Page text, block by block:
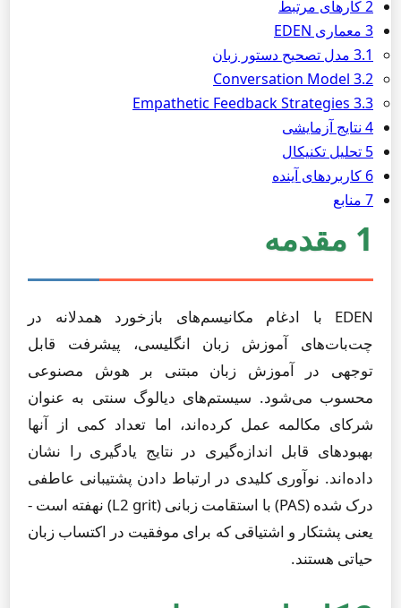
2 کارهای مرتبط
3 معماری EDEN
3.1 مدل تصحیح دستور زبان
3.2 Conversation Model
3.3 Empathetic Feedback Strategies
4 نتایج آزمایشی
5 تحلیل تکنیکال
6 کاربردهای آینده
7 منابع
1 مقدمه
EDEN با ادغام مکانیسم‌های بازخورد همدلانه در
چت‌بات‌های آموزش زبان انگلیسی، پیشرفت قابل
توجهی در آموزش زبان مبتنی بر هوش مصنوعی
محسوب می‌شود. سیستم‌های دیالوگ سنتی به عنوان
شرکای مکالمه عمل کرده‌اند، اما تعداد کمی از آنها
بهبودهای قابل اندازه‌گیری در نتایج یادگیری را نشان
داده‌اند. نوآوری کلیدی در ارتباط دادن پشتیبانی عاطفی
درک شده (PAS) با استقامت زبانی (L2 grit) نهفته است -
یعنی پشتکار و اشتیاقی که برای موفقیت در اکتساب زبان
حیاتی هستند.